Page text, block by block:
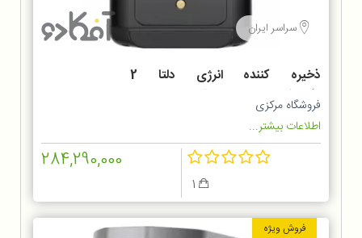
سراسر ایران
ذخیره کننده انرژی دلتا 2
مکسEcoFlow E2000 DELTA 2
Max
فروشگاه مرکزی
اطلاعات بیشتر...
284,290,000
فروش ویژه